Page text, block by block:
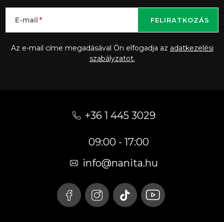
E-mail
Az e-mail címe megadásával Ön elfogadja az adatkezelési
szabályzatot.
FELIRATKOZÁS
+36 1 445 3029
09:00 - 17:00
info@nanita.hu